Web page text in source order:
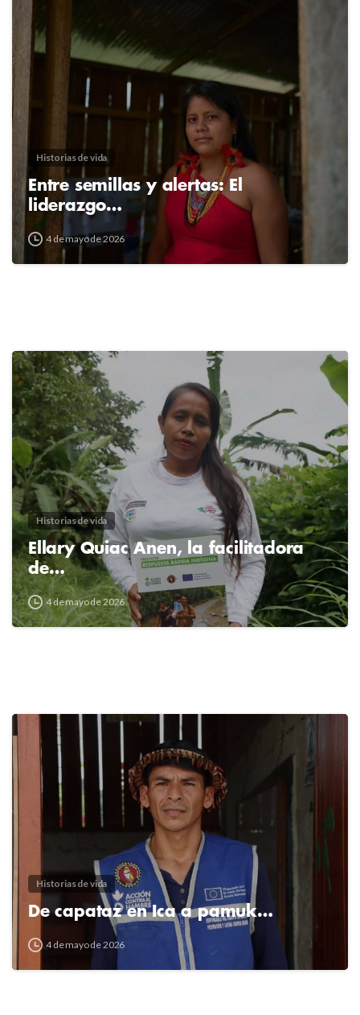
Historias de vida
Entre semillas y alertas: El
liderazgo…
4 de mayo de 2026
24
Historias de vida
Ellary Quiac Anen, la facilitadora
de…
4 de mayo de 2026
Historias de vida
De capataz en Ica a pamuk…
4 de mayo de 2026